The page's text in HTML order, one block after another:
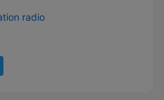
radio